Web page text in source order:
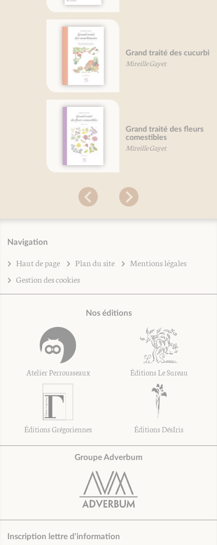
Grand traité des cucurbitacées
Mireille Gayet
Grand traité des fleurs
comestibles
Mireille Gayet
Navigation
Haut de page Plan du site
Mentions légales
Gestion des cookies
Nos éditions
Atelier Perrousseaux Éditions Le Sureau
Éditions Grégoriennes Éditions DésIris
Groupe Adverbum
Inscription lettre d'information